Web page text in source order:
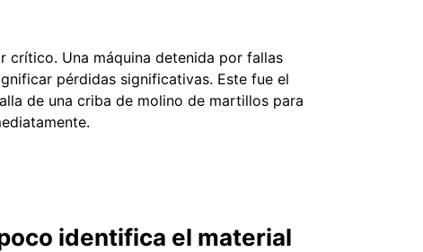
crítico. Una máquina detenida por fallas
pérdidas significativas. Este fue el
de una criba de molino de martillos para
identifica el material